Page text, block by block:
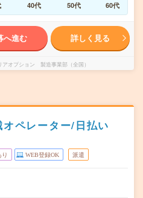
40代 50代 60代
へ進む 詳しく見る
アオプション 製造事業部（全国）
オペレーター/日払い
WEB登録OK 派遣